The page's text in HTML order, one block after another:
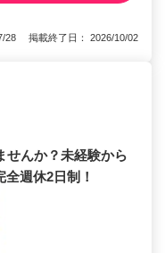
28 掲載終了日： 2026/10/02
せんか？未経験から
週休2日制！